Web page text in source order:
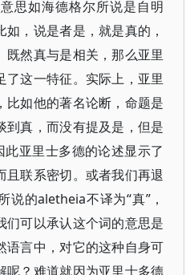
思如海德格尔所说是自明
，说是者是，就是真的，
既然真与是相关，那么亚里
了这一特征。实际上，亚里
比如他的著名论断，命题是
到真，而没有提及是，但是
此亚里士多德的论述显示了
且联系密切。或者我们再退
说的aletheia不译为“真”，
们可以承认这个词的意思是
语言中，对它的这种自身可
呢？难道就因为亚里士多德